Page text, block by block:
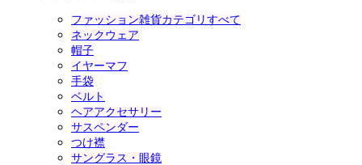
ファッション雑貨カテゴリすべて
ネックウェア
帽子
イヤーマフ
手袋
ベルト
ヘアアクセサリー
サスペンダー
つけ襟
サングラス・眼鏡